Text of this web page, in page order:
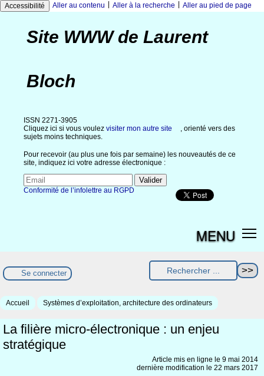
Accessibilité Aller au contenu Aller à la recherche Aller au pied de page
Site WWW de Laurent
Bloch
ISSN 2271-3905
Cliquez ici si vous voulez visiter mon autre site
, orienté vers des
sujets moins techniques.
Pour recevoir (au plus une fois par semaine) les nouveautés de ce
site, indiquez ici votre adresse électronique :
Conformité de l’infolettre au RGPD
MENU
Se connecter
Accueil Systèmes d’exploitation, architecture des ordinateurs
La filière micro-électronique : un enjeu
stratégique
Article mis en ligne le 9 mai 2014
dernière modification le 22 mars 2017